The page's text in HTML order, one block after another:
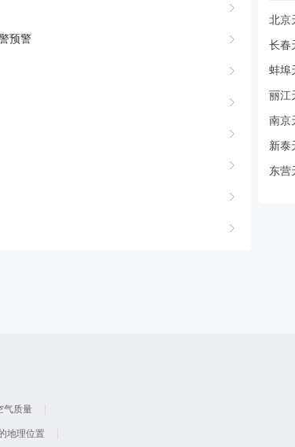
预警
北京
长春
蚌埠
丽江
南京
新泰
东营
气质量
地理位置